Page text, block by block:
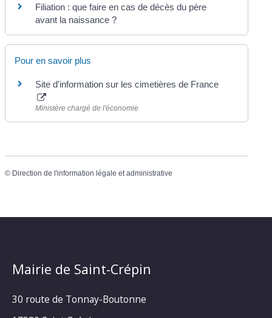
Filiation : que faire en cas de décès du père
avant la naissance ?
Pour en savoir plus
Site d'information sur les cimetières de France
Ministère chargé de l'économie
© Direction de l'information légale et administrative
Mairie de Saint-Crépin
30 route de Tonnay-Boutonne